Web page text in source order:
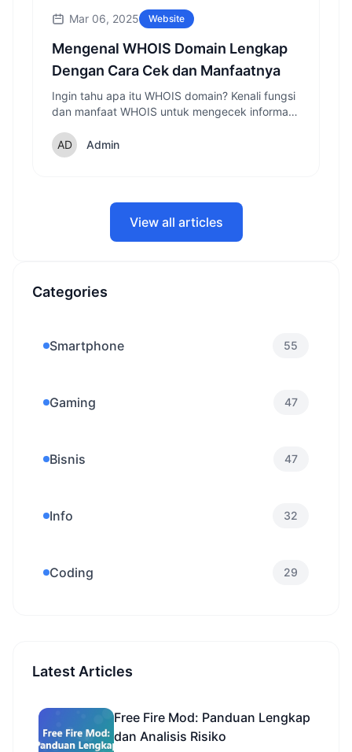
Mar 06, 2025 Website
Mengenal WHOIS Domain Lengkap
Dengan Cara Cek dan Manfaatnya
Ingin tahu apa itu WHOIS domain? Kenali fungsi
dan manfaat WHOIS untuk mengecek informasi
dengan mudah.
Admin
View all articles
Categories
Smartphone 55
Gaming 47
Bisnis 47
Info 32
Coding 29
Latest Articles
Free Fire Mod: Panduan Lengkap
dan Analisis Risiko